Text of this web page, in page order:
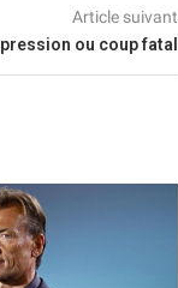
Article suivant
ou coup fatal